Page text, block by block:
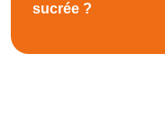
sucrée ?